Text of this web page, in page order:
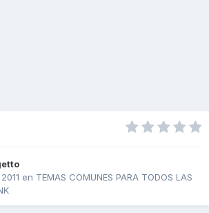
en TEMAS COMUNES PARA TODOS LAS